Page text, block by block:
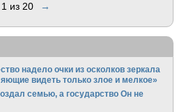
1 из 20 →
надело очки из осколков зеркала
видеть только злое и мелкое»
семью, а государство Он не